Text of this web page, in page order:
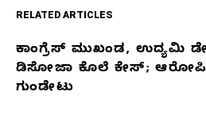
RELATED ARTICLES
RELATED
ಕಾಂಗ್ರೆಸ್‌ ಮುಖಂಡ, ಉದ್ಯಮಿ
ಡಿಸೋಜಾ ಕೊಲೆ ಕೇಸ್;‌ ಆರೋಪಿ
ಗುಂಡೇಟು